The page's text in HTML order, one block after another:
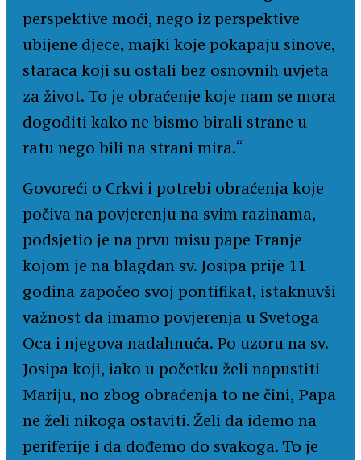
perspektive moći, nego iz perspektive
ubijene djece, majki koje pokapaju sinove,
staraca koji su ostali bez osnovnih uvjeta
za život. To je obraćenje koje nam se mora
dogoditi kako ne bismo birali strane u
ratu nego bili na strani mira.“
Govoreći o Crkvi i potrebi obraćenja koje
počiva na povjerenju na svim razinama,
podsjetio je na prvu misu pape Franje
kojom je na blagdan sv. Josipa prije 11
godina započeo svoj pontifikat, istaknuvši
važnost da imamo povjerenja u Svetoga
Oca i njegova nadahnuća. Po uzoru na sv.
Josipa koji, iako u početku želi napustiti
Mariju, no zbog obraćenja to ne čini, Papa
ne želi nikoga ostaviti. Želi da idemo na
periferije i da dođemo do svakoga. To je